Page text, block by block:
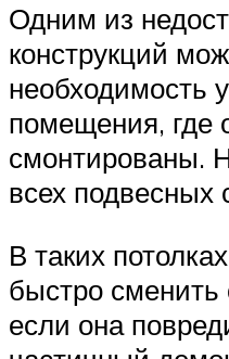
Одним из
конструкций
необходимость
помещения, где
смонтированы.
всех подвесных
В таких
быстро сменить
если она